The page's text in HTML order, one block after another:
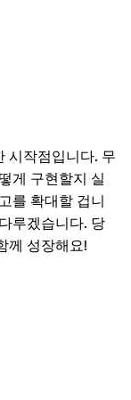
시작점입니다. 무
게 구현할지 실
를 확대할 겁니
루겠습니다. 당
께 성장해요!